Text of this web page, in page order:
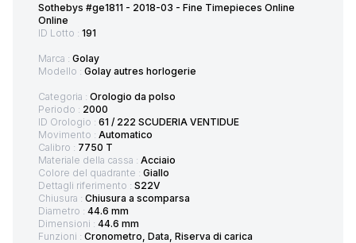
Sothebys #ge1811 - 2018-03 - Fine Timepieces Online
Online
ID Lotto : 191
Marca : Golay
Modello : Golay autres horlogerie
Categoria : Orologio da polso
Periodo : 2000
ID Orologio : 61 / 222 SCUDERIA VENTIDUE
Movimento : Automatico
Calibro : 7750 T
Materiale della cassa : Acciaio
Colore del quadrante : Giallo
Dettagli riferimento : S22V
Chiusura : Chiusura a scomparsa
Diametro : 44.6 mm
Dimensioni : 44.6 mm
Funzioni : Cronometro, Data, Riserva di carica